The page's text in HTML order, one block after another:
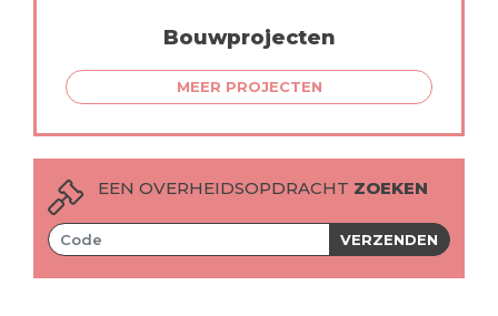
Bouwprojecten
MEER PROJECTEN
EEN OVERHEIDSOPDRACHT ZOEKEN
VERZENDEN